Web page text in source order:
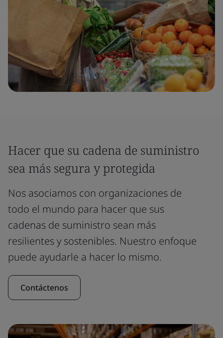
Hacer que su cadena de suministro
sea más segura y protegida
Nos asociamos con organizaciones de
todo el mundo para hacer que sus
cadenas de suministro sean más
resilientes y sostenibles. Nuestro enfoque
puede ayudarle a hacer lo mismo.
Contáctenos